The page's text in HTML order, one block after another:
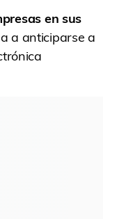
en sus
a anticiparse a